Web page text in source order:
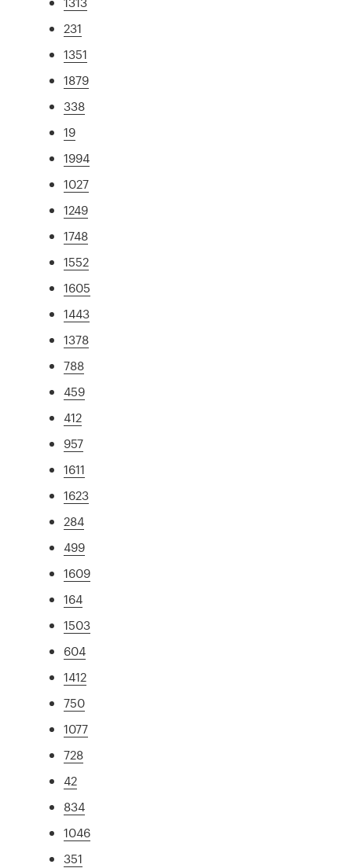
231
1351
1879
338
19
1994
1027
1249
1748
1552
1605
1443
1378
788
459
412
957
1611
1623
284
499
1609
164
1503
604
1412
750
1077
728
42
834
1046
351